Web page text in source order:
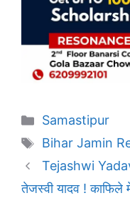
Categories
Samastipur
Tags
Bihar Jamin
Tejashwi
तेजस्वी यादव ! काफिले